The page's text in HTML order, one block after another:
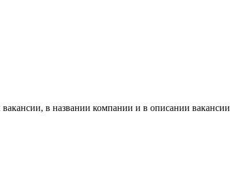
в названии компании и в описании вакансии